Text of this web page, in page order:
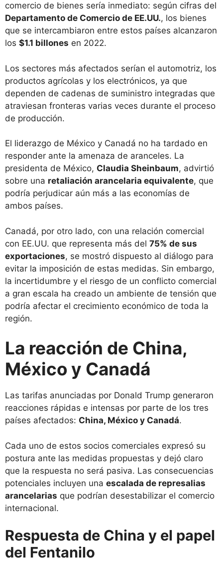
comercio de bienes sería inmediato: según cifras del
Departamento de Comercio de EE.UU., los bienes
que se intercambiaron entre estos países alcanzaron
los $1.1 billones en 2022.
Los sectores más afectados serían el automotriz, los
productos agrícolas y los electrónicos, ya que
dependen de cadenas de suministro integradas que
atraviesan fronteras varias veces durante el proceso
de producción.
El liderazgo de México y Canadá no ha tardado en
responder ante la amenaza de aranceles. La
presidenta de México, Claudia Sheinbaum, advirtió
sobre una retaliación arancelaria equivalente, que
podría perjudicar aún más a las economías de
ambos países.
Canadá, por otro lado, con una relación comercial
con EE.UU. que representa más del 75% de sus
exportaciones, se mostró dispuesto al diálogo para
evitar la imposición de estas medidas. Sin embargo,
la incertidumbre y el riesgo de un conflicto comercial
a gran escala ha creado un ambiente de tensión que
podría afectar el crecimiento económico de toda la
región.
La reacción de China,
México y Canadá
Las tarifas anunciadas por Donald Trump generaron
reacciones rápidas e intensas por parte de los tres
países afectados: China, México y Canadá.
Cada uno de estos socios comerciales expresó su
postura ante las medidas propuestas y dejó claro
que la respuesta no será pasiva. Las consecuencias
potenciales incluyen una escalada de represalias
arancelarias que podrían desestabilizar el comercio
internacional.
Respuesta de China y el papel
del Fentanilo